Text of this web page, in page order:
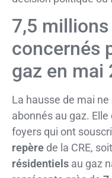
7,5
concernés
gaz en mai
La hausse de mai ne
abonnés au gaz.
foyers qui ont
repère de la CRE,
résidentiels au gaz